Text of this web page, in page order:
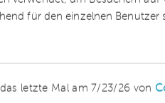
für den einzelnen
letzte Mal am 7/23/26 von
ist abzuwarten, ob